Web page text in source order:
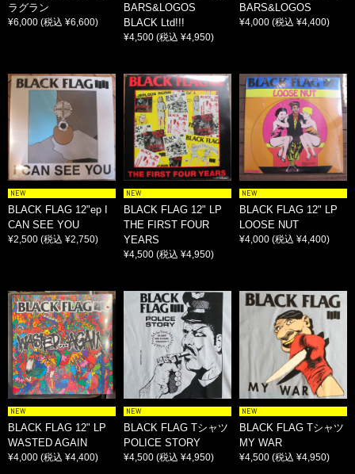
ラグラン
¥6,000 (税込 ¥6,600)
BARS&LOGOS
BLACK Ltd!!!
¥4,500 (税込 ¥4,950)
BARS&LOGOS
¥4,000 (税込 ¥4,400)
NEW
BLACK FLAG 12"ep I
CAN SEE YOU
¥2,500 (税込 ¥2,750)
NEW
BLACK FLAG 12" LP
THE FIRST FOUR
YEARS
¥4,500 (税込 ¥4,950)
NEW
BLACK FLAG 12" LP
LOOSE NUT
¥4,000 (税込 ¥4,400)
NEW
BLACK FLAG 12" LP
WASTED AGAIN
¥4,000 (税込 ¥4,400)
NEW
BLACK FLAG Tシャツ
POLICE STORY
¥4,500 (税込 ¥4,950)
NEW
BLACK FLAG Tシャツ
MY WAR
¥4,500 (税込 ¥4,950)